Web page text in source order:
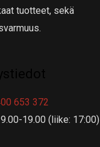
tuotteet, sekä
653 372
19.00 (liike: 17:00)